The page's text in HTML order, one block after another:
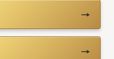
→
→